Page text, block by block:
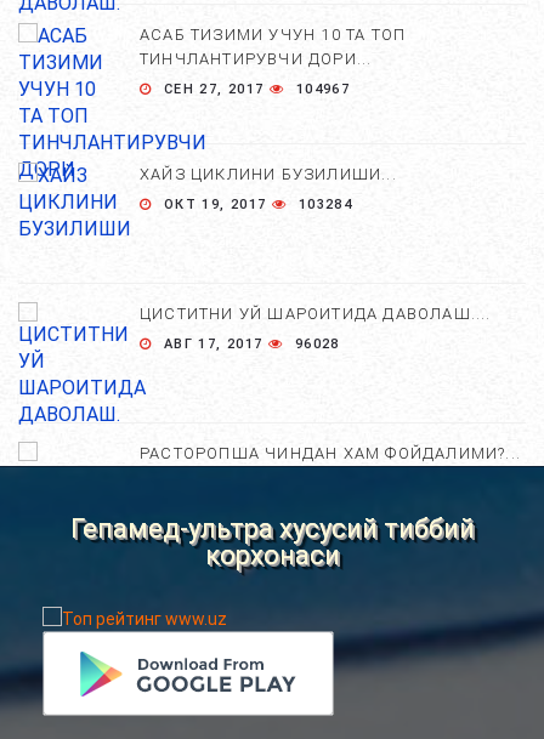
АСАБ ТИЗИМИ УЧУН 10 ТА ТОП
ТИНЧЛАНТИРУВЧИ ДОРИ...
СЕН 27, 2017 104967
ХАЙЗ ЦИКЛИНИ БУЗИЛИШИ...
ОКТ 19, 2017 103284
ЦИСТИТНИ УЙ ШАРОИТИДА ДАВОЛАШ....
АВГ 17, 2017 96028
РАСТОРОПША ЧИНДАН ХАМ ФОЙДАЛИМИ?...
НОСТАНДАРТ УСУЛЛАРИ....
Гепамед-ультра хусусий тиббий
корхонаси